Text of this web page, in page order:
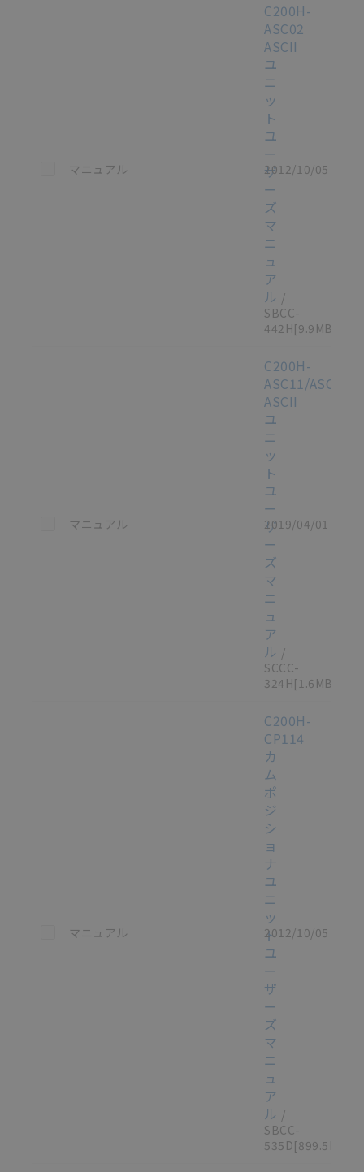
この資料を選択
マニュアル
C200H-
ASC02
ASCII
ユ
ニ
ッ
ト
ユ
ー
ザ
ー
ズ
マ
ニ
ュ
ア
ル /
SBCC-
442H[9.9MB]
2012/10/05
この資料を選択
マニュアル
C200H-
ASC11/ASC21/
ASCII
ユ
ニ
ッ
ト
ユ
ー
ザ
ー
ズ
マ
ニ
ュ
ア
ル /
SCCC-
324H[1.6MB]
2019/04/01
この資料を選択
マニュアル
C200H-
CP114
カ
ム
ポ
ジ
シ
ョ
ナ
ユ
ニ
ッ
ト
ユ
ー
ザ
ー
ズ
マ
ニ
ュ
ア
ル /
SBCC-
535D[899.5KB]
2012/10/05